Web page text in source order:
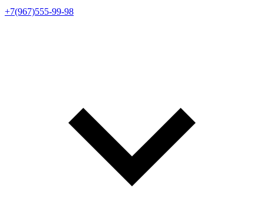
+7(967)555-99-98